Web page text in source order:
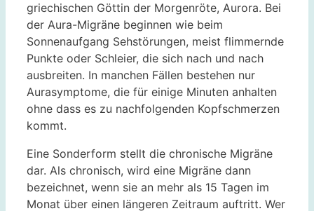
griechischen Göttin der Morgenröte, Aurora. Bei
der Aura-Migräne beginnen wie beim
Sonnenaufgang Sehstörungen, meist flimmernde
Punkte oder Schleier, die sich nach und nach
ausbreiten. In manchen Fällen bestehen nur
Aurasymptome, die für einige Minuten anhalten
ohne dass es zu nachfolgenden Kopfschmerzen
kommt.
Eine Sonderform stellt die chronische Migräne
dar. Als chronisch, wird eine Migräne dann
bezeichnet, wenn sie an mehr als 15 Tagen im
Monat über einen längeren Zeitraum auftritt. Wer